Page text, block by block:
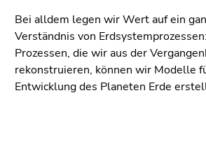
Bei alldem legen wir Wert auf ein
Verständnis von
Prozessen, die wir aus der
rekonstruieren, können wir Modelle
Entwicklung des Planeten Erde